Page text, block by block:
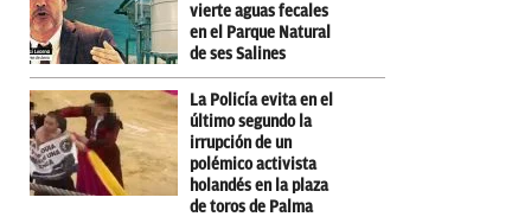
vierte aguas fecales
en el Parque Natural
de ses Salines
La Policía evita en el
último segundo la
irrupción de un
polémico activista
holandés en la plaza
de toros de Palma